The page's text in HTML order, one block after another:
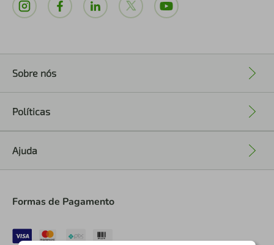
Sobre nós
Políticas
Ajuda
Formas de Pagamento